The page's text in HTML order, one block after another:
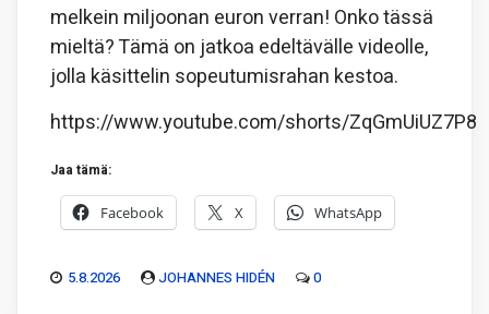
melkein miljoonan euron verran! Onko tässä
mieltä? Tämä on jatkoa edeltävälle videolle,
jolla käsittelin sopeutumisrahan kestoa.
https://www.youtube.com/shorts/ZqGmUiUZ7P8
Jaa tämä:
Facebook X WhatsApp
5.8.2026 JOHANNES HIDÉN 0